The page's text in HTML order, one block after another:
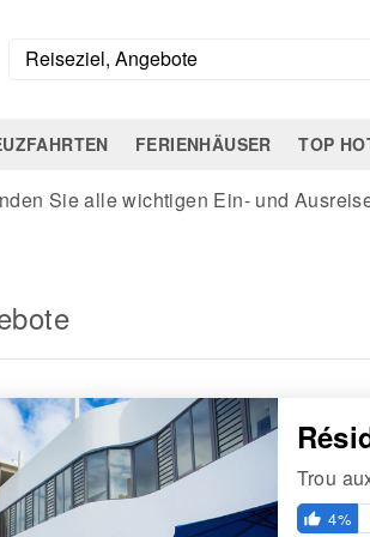
FERIENHÄUSER TOP
Sie alle wichtigen Ein- und
Trou
thumb_up_alt 4%